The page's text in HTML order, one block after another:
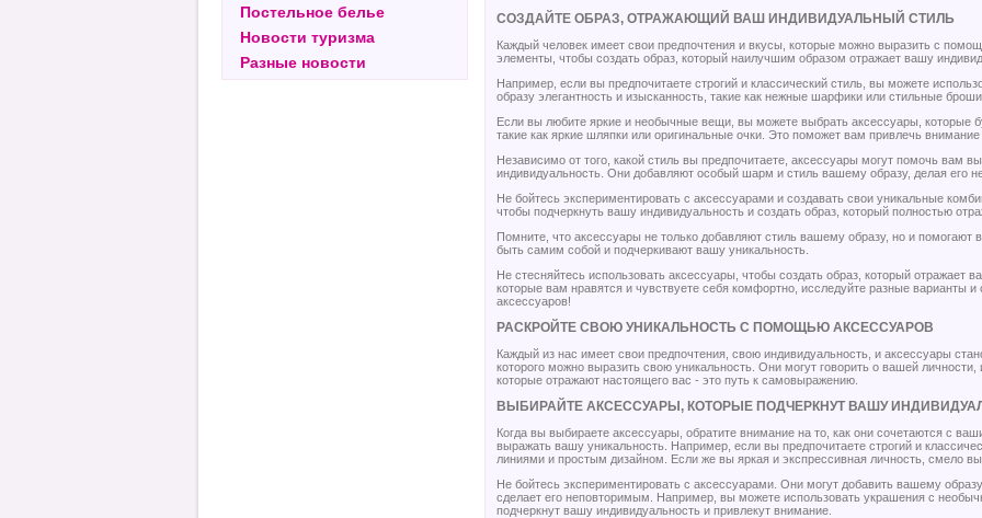
Постельное белье
Новости туризма
Разные новости
СОЗДАЙТЕ ОБРАЗ, ОТРАЖАЮЩИЙ ВАШ ИНДИВИДУАЛЬНЫЙ СТИЛЬ
Каждый человек имеет свои предпочтения и вкусы, которые можно выразить с
элементы, чтобы создать образ, который наилучшим образом отражает вашу
Например, если вы предпочитаете строгий и классический стиль, вы можете
образу элегантность и изысканность, такие как нежные шарфики или стильные
Если вы любите яркие и необычные вещи, вы можете выбрать аксессуары, которые
такие как яркие шляпки или оригинальные очки. Это поможет вам привлечь
Независимо от того, какой стиль вы предпочитаете, аксессуары могут помочь вам
индивидуальность. Они добавляют особый шарм и стиль вашему образу, делая его
Не бойтесь экспериментировать с аксессуарами и создавать свои уникальные
чтобы подчеркнуть вашу индивидуальность и создать образ, который полностью
Помните, что аксессуары не только добавляют стиль вашему образу, но и
быть самим собой и подчеркивают вашу уникальность.
Не стесняйтесь использовать аксессуары, чтобы создать образ, который отражает
которые вам нравятся и чувствуете себя комфортно, исследуйте разные варианты
аксессуаров!
РАСКРОЙТЕ СВОЮ УНИКАЛЬНОСТЬ С ПОМОЩЬЮ АКСЕССУАРОВ
Каждый из нас имеет свои предпочтения, свою индивидуальность, и аксессуары
которого можно выразить свою уникальность. Они могут говорить о вашей
которые отражают настоящего вас - это путь к самовыражению.
ВЫБИРАЙТЕ АКСЕССУАРЫ, КОТОРЫЕ ПОДЧЕРКНУТ ВАШУ
Когда вы выбираете аксессуары, обратите внимание на то, как они сочетаются с
выражать вашу уникальность. Например, если вы предпочитаете строгий и
линиями и простым дизайном. Если же вы яркая и экспрессивная личность, смело
Не бойтесь экспериментировать с аксессуарами. Они могут добавить вашему
сделает его неповторимым. Например, вы можете использовать украшения с
подчеркнут вашу индивидуальность и привлекут внимание.